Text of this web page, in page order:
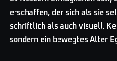
erschaffen, der sich als sie
schriftlich als auch visuell.
sondern ein bewegtes Alter